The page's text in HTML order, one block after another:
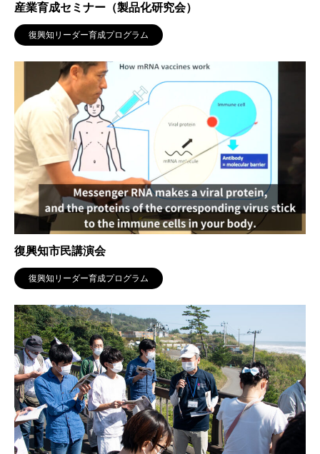
産業育成セミナー（製品化研究会）
復興知リーダー育成プログラム
復興知市民講演会
復興知リーダー育成プログラム